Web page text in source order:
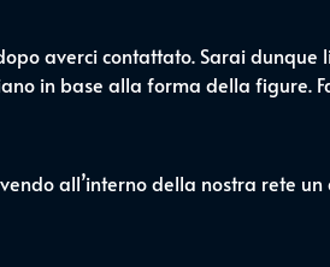
averci contattato. Sarai dunque
in base alla forma della figure.
all’interno della nostra rete